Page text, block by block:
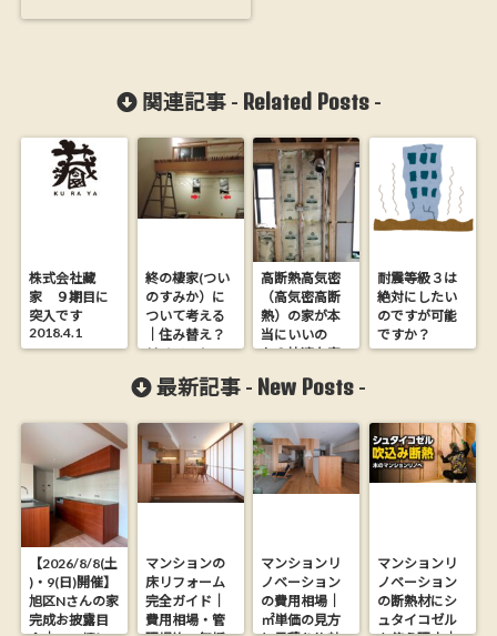
関連記事 - Related Posts-
株式会社藏
家 ９期目に
突入です
2018.4.1
終の棲家(つい
のすみか）に
ついて考える
｜住み替え？
リノベーショ
高断熱高気密
（高気密高断
熱）の家が本
当にいいの
か？快適な家
耐震等級３は
絶対にしたい
のですが可能
ですか？
最新記事 - New Posts -
【2026/8/8(土
)・9(日)開催】
旭区Nさんの家
完成お披露目
マンションの
床リフォーム
完全ガイド｜
費用相場・管
マンションリ
ノベーション
の費用相場｜
㎡単価の見方
マンションリ
ノベーション
の断熱材にシ
ュタイコゼル